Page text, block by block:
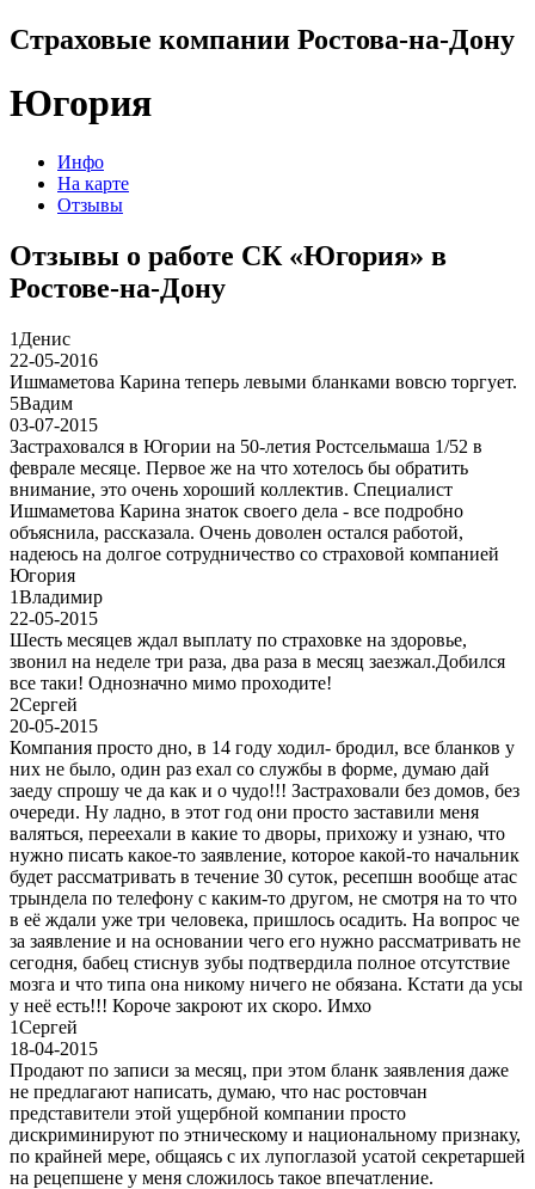
Страховые компании Ростова-на-Дону
Югория
Инфо
На карте
Отзывы
Отзывы о работе СК «Югория» в
Ростове-на-Дону
1 Денис
22-05-2016
Ишмаметова Карина теперь левыми бланками вовсю торгует.
5Вадим
03-07-2015
Застраховался в Югории на 50-летия Ростсельмаша 1/52 в
феврале месяце. Первое же на что хотелось бы обратить
внимание, это очень хороший коллектив. Специалист
Ишмаметова Карина знаток своего дела - все подробно
объяснила, рассказала. Очень доволен остался работой,
надеюсь на долгое сотрудничество со страховой компанией
Югория
1Владимир
22-05-2015
Шесть месяцев ждал выплату по страховке на здоровье,
звонил на неделе три раза, два раза в месяц заезжал.Добился
все таки! Однозначно мимо проходите!
2Сергей
20-05-2015
Компания просто дно, в 14 году ходил- бродил, все бланков у
них не было, один раз ехал со службы в форме, думаю дай
заеду спрошу че да как и о чудо!!! Застраховали без домов, без
очереди. Ну ладно, в этот год они просто заставили меня
валяться, переехали в какие то дворы, прихожу и узнаю, что
нужно писать какое-то заявление, которое какой-то начальник
будет рассматривать в течение 30 суток, ресепшн вообще атас
трындела по телефону с каким-то другом, не смотря на то что
в её ждали уже три человека, пришлось осадить. На вопрос че
за заявление и на основании чего его нужно рассматривать не
сегодня, бабец стиснув зубы подтвердила полное отсутствие
мозга и что типа она никому ничего не обязана. Кстати да усы
у неё есть!!! Короче закроют их скоро. Имхо
1Сергей
18-04-2015
Продают по записи за месяц, при этом бланк заявления даже
не предлагают написать, думаю, что нас ростовчан
представители этой ущербной компании просто
дискриминируют по этническому и национальному признаку,
по крайней мере, общаясь с их лупоглазой усатой секретаршей
на рецепшене у меня сложилось такое впечатление.